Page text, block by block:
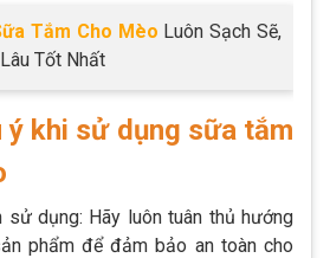
Tắm Cho Mèo Luôn Sạch Sẽ,
Tốt Nhất
khi sử dụng sữa tắm
sử dụng: Hãy luôn tuân thủ hướng
phẩm để đảm bảo an toàn cho